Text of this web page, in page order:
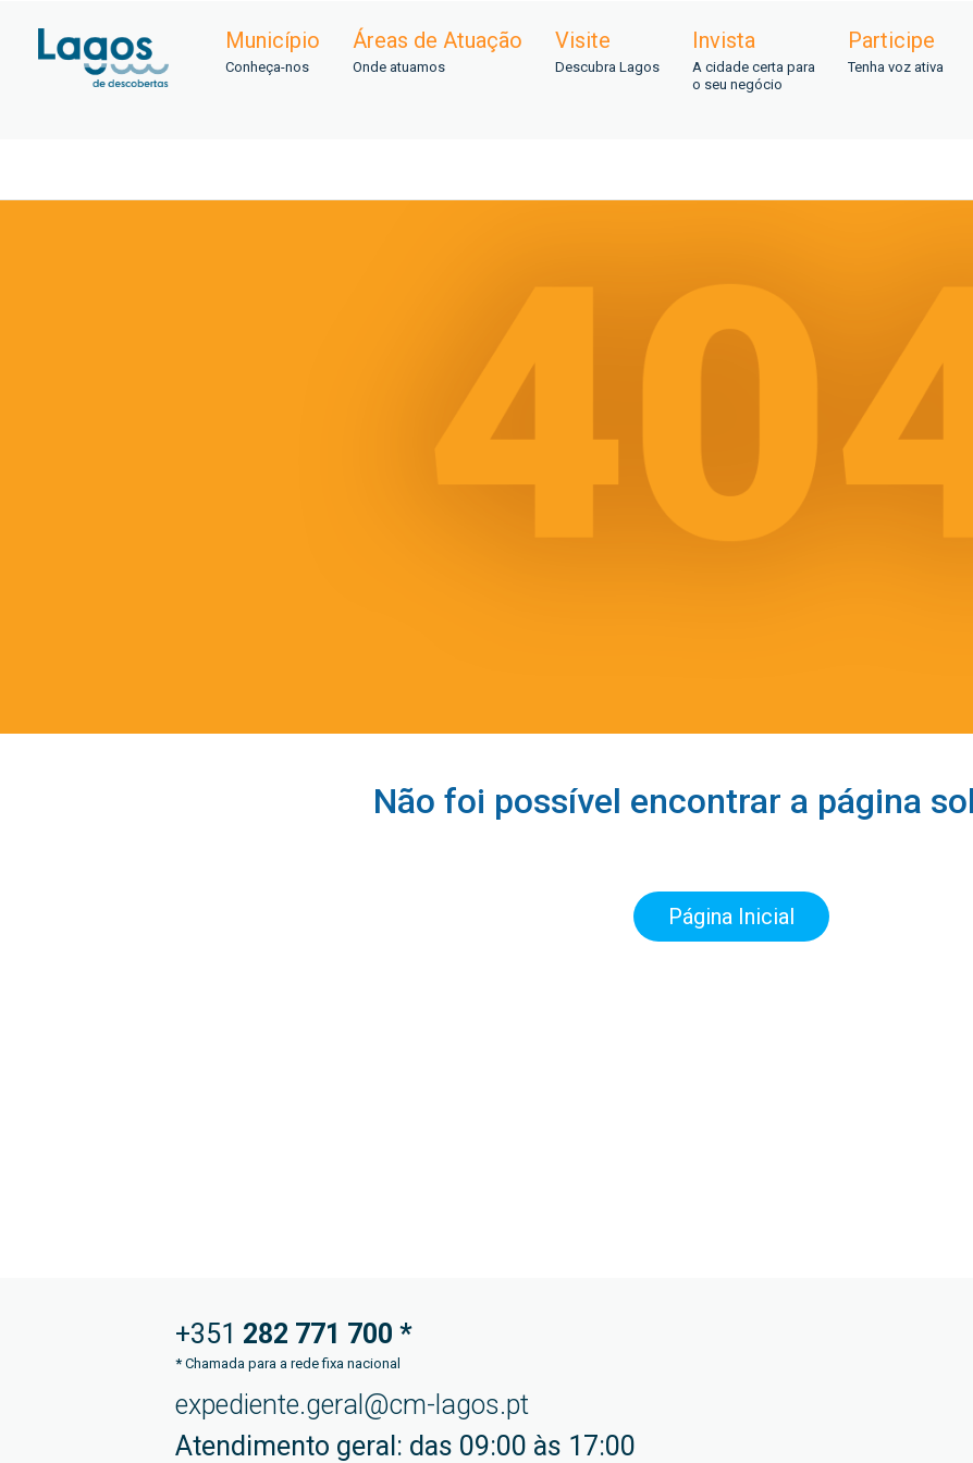
Município
Conheça-nos
Áreas de Atuação
Onde atuamos
Visite
Descubra Lagos
Invista
A cidade certa para
o seu negócio
Participe
Tenha voz ativa
Não foi possível encontrar a página
Página Inicial
+351 282 771 700 *
*Chamada para a rede fixa nacional
expediente.geral@cm-lagos.pt
Atendimento geral: das 09:00 às 17:00